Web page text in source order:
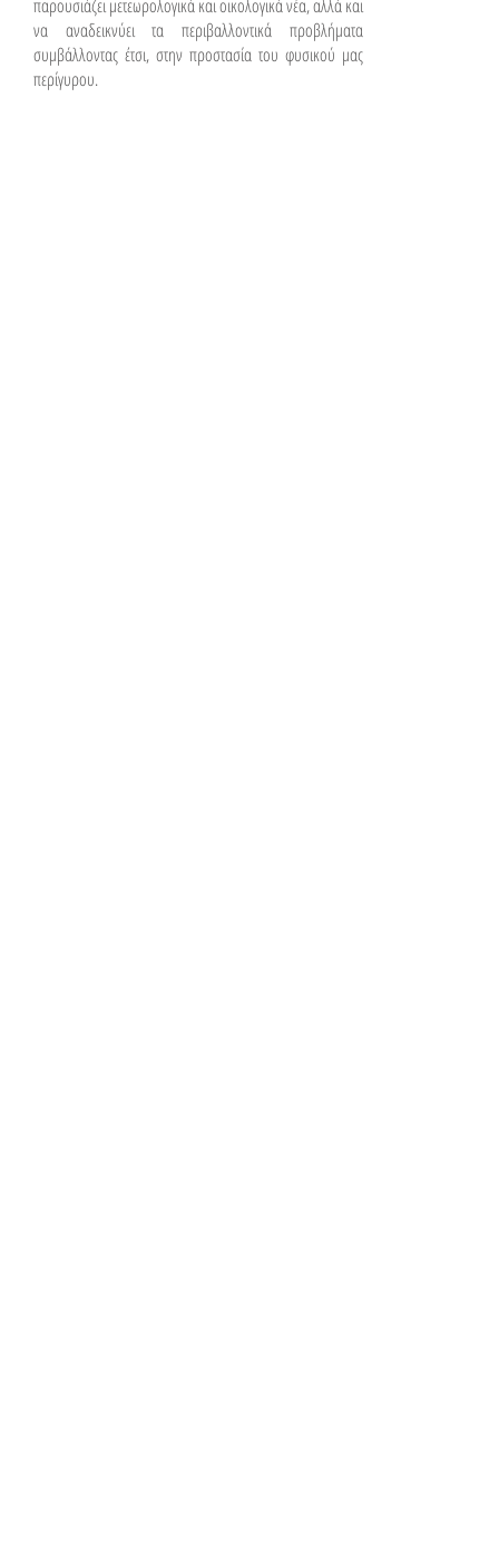
παρουσιάζει μετεωρολογικά και οικολογικά νέα, αλλά και
να αναδεικνύει τα περιβαλλοντικά προβλήματα
συμβάλλοντας έτσι, στην προστασία του φυσικού μας
περίγυρου.